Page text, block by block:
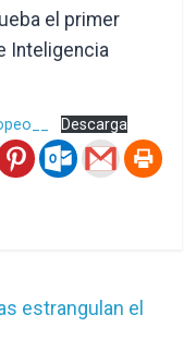
el primer
Inteligencia
Descarga
estrangulan el